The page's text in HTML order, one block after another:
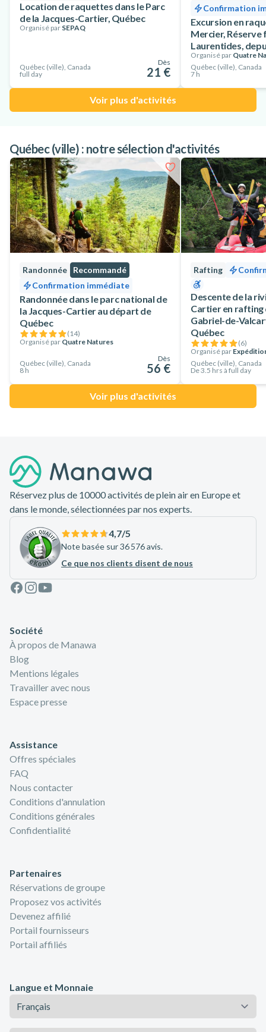
Location de raquettes dans le Parc
de la Jacques-Cartier, Québec
Organisé par SEPAQ
Québec (ville), Canada
full day
Dès
21 €
Confirmation
Excursion en
Mercier, Réserve
Laurentides,
Organisé par Quatre
Québec (ville), Canada
7 h
Voir plus d'activités
Québec (ville) : notre sélection d'activités
Randonnée
Recommandé
Confirmation immédiate
Randonnée dans le parc national de
la Jacques-Cartier au départ de
Québec
(14)
Organisé par Quatre Natures
Québec (ville), Canada
8 h
Dès
56 €
Rafting
Descente de la
Cartier en rafting
Gabriel-de-
Québec
(6)
Organisé par
Québec (ville), Canada
De 3.5 hrs à full day
Voir plus d'activités
Réservez plus de 10000 activités de plein air en Europe et
dans le monde, sélectionnées par nos experts.
4,7/5
Note basée sur 36 576 avis.
Ce que nos clients disent de nous
Facebook
Instagram
Youtube
Société
À propos de Manawa
Blog
Mentions légales
Travailler avec nous
Espace presse
Assistance
Offres spéciales
FAQ
Nous contacter
Conditions d'annulation
Conditions générales
Confidentialité
Partenaires
Réservations de groupe
Proposez vos activités
Devenez affilié
Portail fournisseurs
Portail affiliés
Langue et Monnaie